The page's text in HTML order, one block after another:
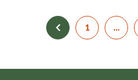
1 …